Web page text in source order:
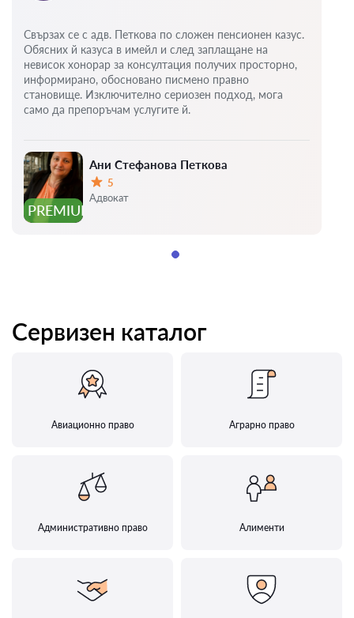
PREMIUM
Ани Стефанова Петкова
Оценка:
5
Адвокат
Свързах се с адв. Петкова по сложен пенсионен казус.
Обясних й казуса в имейл и след заплащане на
невисок хонорар за консултация получих просторно,
информирано, обосновано писмено правно
становище. Изключително сериозен подход, мога
само да препоръчам услугите й.
Сервизен каталог
Авиационно право Аграрно право
Административно право Алименти